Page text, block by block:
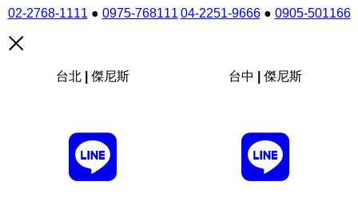
02-2768-1111 ● 0975-768111 04-2251-9666● 0905-501166
台北 | 傑尼斯 台中 | 傑尼斯